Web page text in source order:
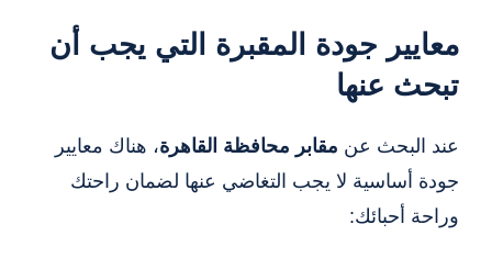
معايير جودة المقبرة التي يجب أن
تبحث عنها
عند البحث عن مقابر محافظة القاهرة، هناك معايير
جودة أساسية لا يجب التغاضي عنها لضمان راحتك
وراحة أحبائك: